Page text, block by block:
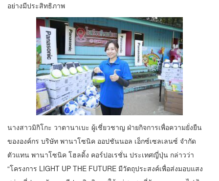
อย่างมีประสิทธิภาพ
นางสาวมิกิโกะ วาตานาเบะ ผู้เชี่ยวชาญ ฝ่ายกิจการเพื่อความยั่งยืน
ขององค์กร บริษัท พานาโซนิค ออปชันนอล เอ็กซ์เซลเลนซ์ จำกัด
ตัวแทน พานาโซนิค โฮลดิ้ง คอร์ปอเรชั่น ประเทศญี่ปุ่น กล่าวว่า
“โครงการ LIGHT UP THE FUTURE มีวัตถุประสงค์เพื่อส่งมอบแสง